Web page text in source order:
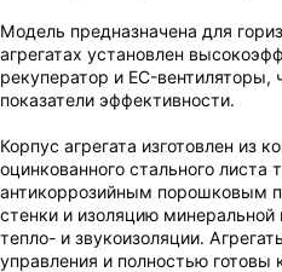
Модель предназначена для
агрегатах установлен
рекуператор и EC-вентиляторы,
показатели эффективности.
Корпус агрегата изготовлен из
оцинкованного стального
антикоррозийным порошковым
стенки и изоляцию
тепло- и звукоизоляции.
управления и полностью готовы
ВАШ ЗАКАЗ
Мы скоро
ЧТО-ТО
Пожалуйста